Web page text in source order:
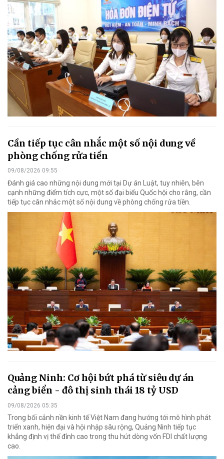
Cần tiếp tục cân nhắc một số nội dung về
phòng chống rửa tiền
09/08/2026 09:55
Đánh giá cao những nội dung mới tại Dự án Luật, tuy nhiên, bên
cạnh những điểm tích cực, một số đại biểu Quốc hội cho rằng, cần
tiếp tục cân nhắc một số nội dung về phòng chống rửa tiền.
Quảng Ninh: Cơ hội bứt phá từ siêu dự án
cảng biển - đô thị sinh thái 18 tỷ USD
09/08/2026 05:35
Trong bối cảnh nền kinh tế Việt Nam đang hướng tới mô hình phát
triển xanh, hiện đại và hội nhập sâu rộng, Quảng Ninh tiếp tục
khẳng định vị thế đỉnh cao trong thu hút dòng vốn FDI chất lượng
cao.